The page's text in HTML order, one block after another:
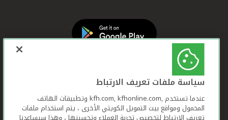
سياسة ملفات تعريف الارتباط
عندما تستخدم ,kfh.com, kfhonline.com وتطبيقات الهاتف
المحمول ومواقع بيت التمويل الكويتي الأخرى ، يتم استخدام ملفات